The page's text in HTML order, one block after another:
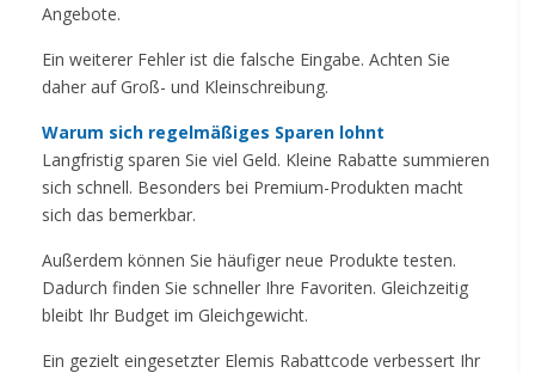
Angebote.
Ein weiterer Fehler ist die falsche Eingabe. Achten Sie
daher auf Groß- und Kleinschreibung.
Warum sich regelmäßiges Sparen lohnt
Langfristig sparen Sie viel Geld. Kleine Rabatte summieren
sich schnell. Besonders bei Premium-Produkten macht
sich das bemerkbar.
Außerdem können Sie häufiger neue Produkte testen.
Dadurch finden Sie schneller Ihre Favoriten. Gleichzeitig
bleibt Ihr Budget im Gleichgewicht.
Ein gezielt eingesetzter Elemis Rabattcode verbessert Ihr